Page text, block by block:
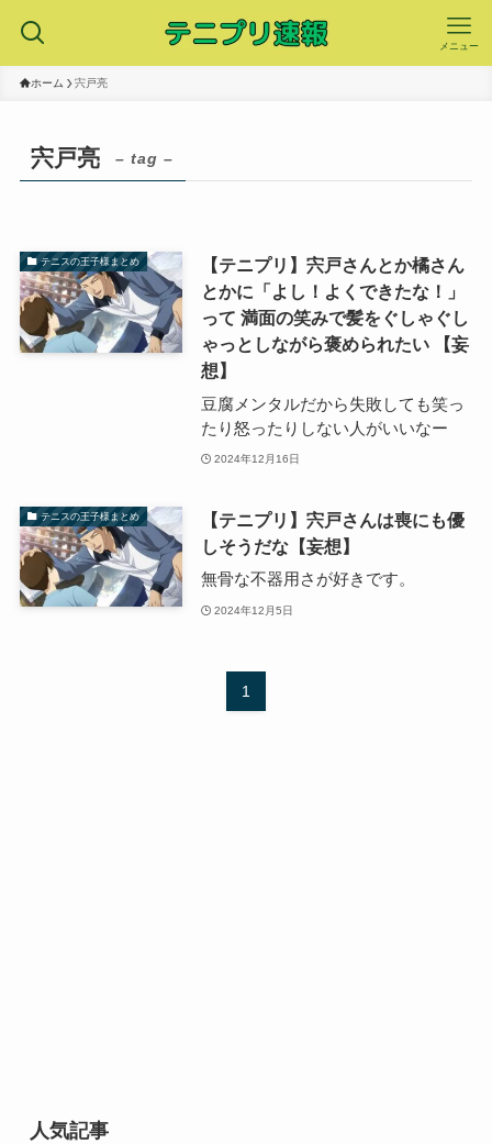
メニュー
ホーム 宍戸亮
宍戸亮 – tag –
テニスの王子様まとめ
【テニプリ】宍戸さんとか橘さん
とかに「よし！よくできたな！」
って 満面の笑みで髪をぐしゃぐし
ゃっとしながら褒められたい 【妄
想】
豆腐メンタルだから失敗しても笑っ
たり怒ったりしない人がいいなー
2024年12月16日
テニスの王子様まとめ
【テニプリ】宍戸さんは喪にも優
しそうだな【妄想】
無骨な不器用さが好きです。
2024年12月5日
1
人気記事